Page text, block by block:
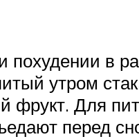
похудении в
утром
Для
перед